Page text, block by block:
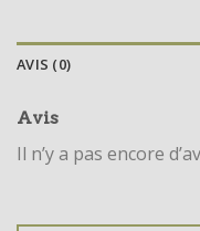
AVIS (0)
Avis
Il n’y a pas encore